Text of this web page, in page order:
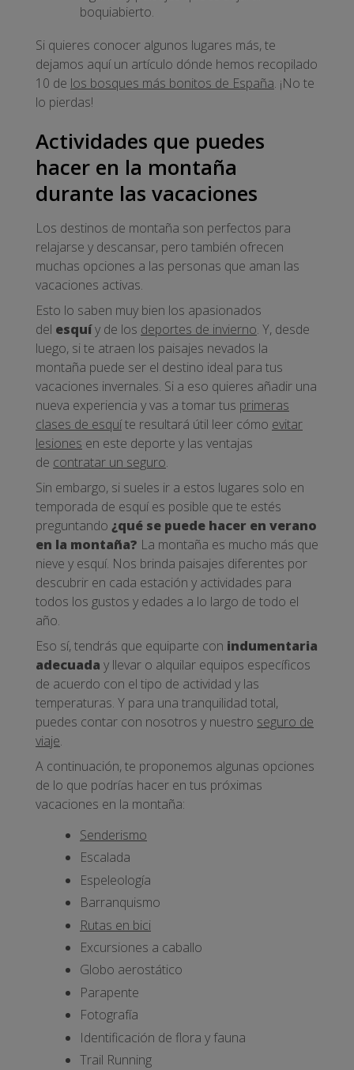
boquiabierto.
Si quieres conocer algunos lugares más, te
dejamos aquí un artículo dónde hemos recopilado
10 de los bosques más bonitos de España. ¡No te
lo pierdas!
Actividades que puedes
hacer en la montaña
durante las vacaciones
Los destinos de montaña son perfectos para
relajarse y descansar, pero también ofrecen
muchas opciones a las personas que aman las
vacaciones activas.
Esto lo saben muy bien los apasionados
del esquíy de los deportes de invierno. Y, desde
luego, si te atraen los paisajes nevados la
montaña puede ser el destino ideal para tus
vacaciones invernales. Si a eso quieres añadir una
nueva experiencia y vas a tomar tus primeras
clases de esquíte resultará útil leer cómo evitar
lesiones en este deporte y las ventajas
de contratar un seguro.
Sin embargo, si sueles ir a estos lugares solo en
temporada de esquí es posible que te estés
preguntando ¿qué se puede hacer en verano
en la montaña? La montaña es mucho más que
nieve y esquí. Nos brinda paisajes diferentes por
descubrir en cada estación y actividades para
todos los gustos y edades a lo largo de todo el
año.
Eso sí, tendrás que equiparte con indumentaria
adecuada y llevar o alquilar equipos específicos
de acuerdo con el tipo de actividad y las
temperaturas. Y para una tranquilidad total,
puedes contar con nosotros y nuestro seguro de
viaje.
A continuación, te proponemos algunas opciones
de lo que podrías hacer en tus próximas
vacaciones en la montaña:
Senderismo
Escalada
Espeleología
Barranquismo
Rutas en bici
Excursiones a caballo
Globo aerostático
Parapente
Fotografía
Identificación de flora y fauna
Trail Running